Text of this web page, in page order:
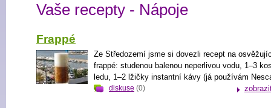
Vaše recepty - Nápoje
Frappé
Ze Středozemí jsme si dovezli recept na
frappé: studenou balenou neperlivou vodu, 1–3
ledu, 1–2 lžičky instantní kávy (já používám
diskuse (0)